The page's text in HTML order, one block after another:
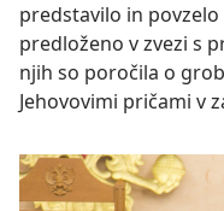
predstavilo in
predloženo v zvezi s
njih so poročila o
Jehovovimi pričami v